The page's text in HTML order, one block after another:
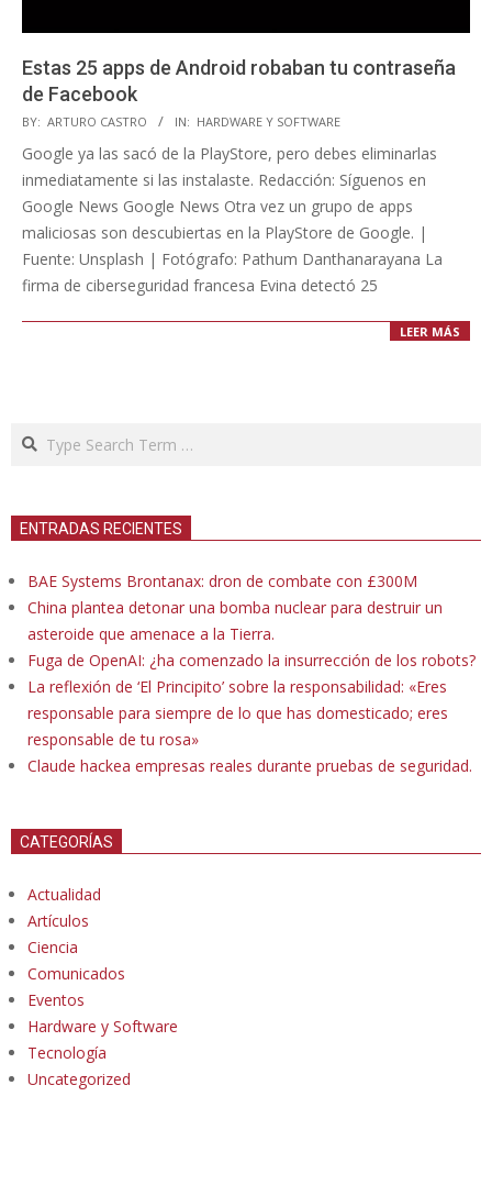
Estas 25 apps de Android robaban tu contraseña
de Facebook
2020-
07-
01
BY: ARTURO CASTRO IN: HARDWARE Y SOFTWARE
Google ya las sacó de la PlayStore, pero debes eliminarlas
inmediatamente si las instalaste. Redacción: Síguenos en
Google News Google News Otra vez un grupo de apps
maliciosas son descubiertas en la PlayStore de Google. |
Fuente: Unsplash | Fotógrafo: Pathum Danthanarayana La
firma de ciberseguridad francesa Evina detectó 25
LEER MÁS
Search
ENTRADAS RECIENTES
BAE Systems Brontanax: dron de combate con £300M
China plantea detonar una bomba nuclear para destruir un
asteroide que amenace a la Tierra.
Fuga de OpenAI: ¿ha comenzado la insurrección de los robots?
La reflexión de ‘El Principito’ sobre la responsabilidad: «Eres
responsable para siempre de lo que has domesticado; eres
responsable de tu rosa»
Claude hackea empresas reales durante pruebas de seguridad.
CATEGORÍAS
Actualidad
Artículos
Ciencia
Comunicados
Eventos
Hardware y Software
Tecnología
Uncategorized